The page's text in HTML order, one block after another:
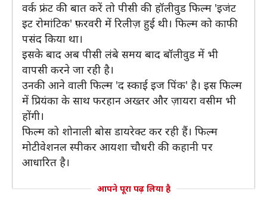
वर्क फ्रंट की बात करें तो पीसी की हॉलीवुड फिल्म 'इजंट
इट रोमांटिक' फ़रवरी में रिलीज़ हुई थी। फिल्म को काफी
पसंद किया था।
इसके बाद अब पीसी लंबे समय बाद बॉलीवुड में भी
वापसी करने जा रही है।
उनकी आने वाली फिल्म 'द स्काई इज पिंक' है। इस फिल्म
में प्रियंका के साथ फरहान अख्तर और ज़ायरा वसीम भी
होंगी।
फिल्म को शोनाली बोस डायरेक्ट कर रही हैं। फिल्म
मोटीवेशनल स्पीकर आयशा चौधरी की कहानी पर
आधारित है।
आपने पूरा पढ़ लिया है